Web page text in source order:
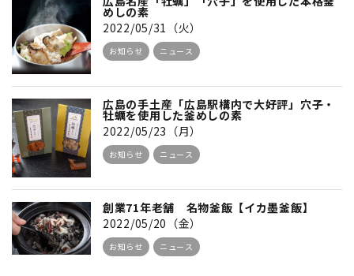
めしの素
2022/05/31（火）
お知らせ ニュース
広島の手土産「広島駅構内で大好評」穴子・
牡蠣を使用した釜めしの素
2022/05/23（月）
お知らせ ニュース
創業71年老舗 名物釜飯【イカ墨釜飯】
2022/05/20（金）
お知らせ ニュース